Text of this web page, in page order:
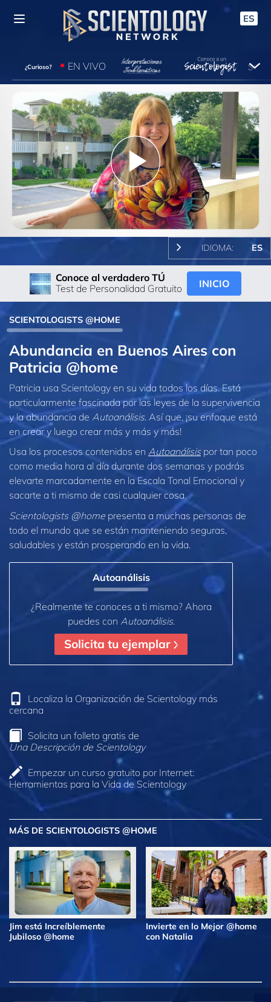
ES
¿Curioso? EN VIVO
Play
Video
IDIOMA: ES
Conoce al verdadero TÚ
Test de Personalidad Gratuito
INICIO
SCIENTOLOGISTS @HOME
Abundancia en Buenos Aires con
Patricia @home
Patricia usa Scientology en su vida todos los días. Está
particularmente fascinada por las leyes de la supervivencia
y la abundancia de Autoanálisis. Así que, ¡su enfoque está
en crear y luego crear más y más y más!
Usa los procesos contenidos en Autoanálisispor tan poco
como media hora al día durante dos semanas y podrás
elevarte marcadamente en la Escala Tonal Emocional y
sacarte a ti mismo de casi cualquier cosa.
Scientologists @home presenta a muchas personas de
todo el mundo que se están manteniendo seguras,
saludables y están prosperando en la vida.
Autoanálisis
¿Realmente te conoces a ti mismo? Ahora
puedes con Autoanálisis.
Solicita tu ejemplar
Localiza la Organización de Scientology más
cercana
Solicita un folleto gratis de
Una Descripción de Scientology
Empezar un curso gratuito por Internet:
Herramientas para la Vida de Scientology
MÁS DE SCIENTOLOGISTS @HOME
Jim está Increíblemente
Jubiloso @home
Invierte en lo Mejor @home
con Natalia